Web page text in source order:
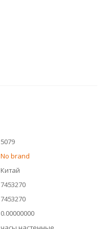
5079
No brand
Китай
7453270
7453270
0.00000000